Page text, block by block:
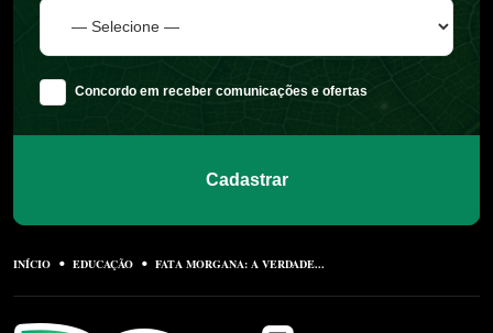
Concordo em receber comunicações e ofertas
Cadastrar
INÍCIO EDUCAÇÃO FATA MORGANA: A VERDADE...